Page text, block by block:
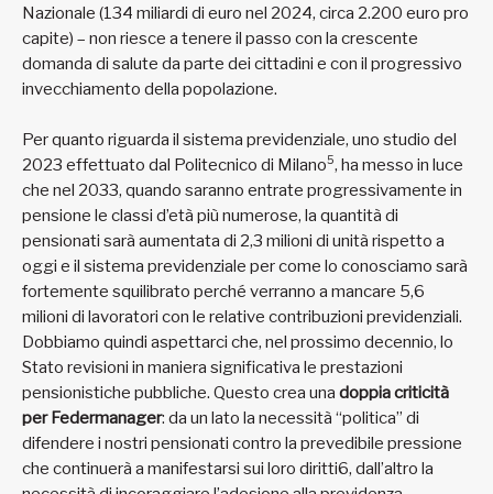
Nazionale (134 miliardi di euro nel 2024, circa 2.200 euro pro
capite) – non riesce a tenere il passo con la crescente
domanda di salute da parte dei cittadini e con il progressivo
invecchiamento della popolazione.
Per quanto riguarda il sistema previdenziale, uno studio del
2023 effettuato dal Politecnico di Milano5, ha messo in luce
che nel 2033, quando saranno entrate progressivamente in
pensione le classi d’età più numerose, la quantità di
pensionati sarà aumentata di 2,3 milioni di unità rispetto a
oggi e il sistema previdenziale per come lo conosciamo sarà
fortemente squilibrato perché verranno a mancare 5,6
milioni di lavoratori con le relative contribuzioni previdenziali.
Dobbiamo quindi aspettarci che, nel prossimo decennio, lo
Stato revisioni in maniera significativa le prestazioni
pensionistiche pubbliche. Questo crea una doppia criticità
per Federmanager: da un lato la necessità “politica” di
difendere i nostri pensionati contro la prevedibile pressione
che continuerà a manifestarsi sui loro diritti6, dall’altro la